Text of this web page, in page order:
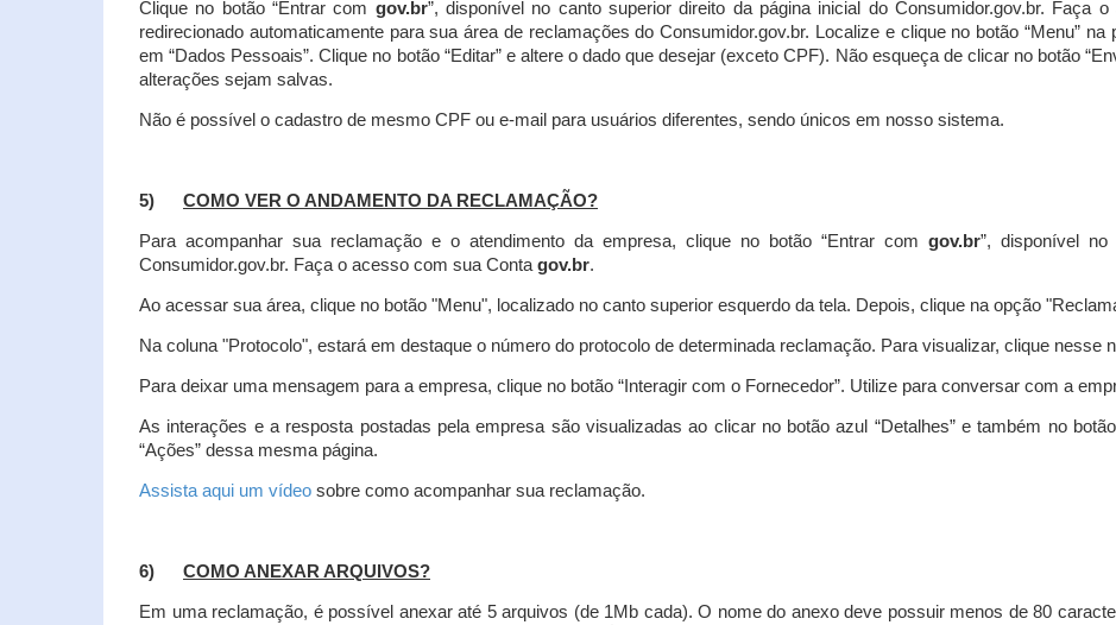
Clique no botão “Entrar com gov.br”, disponível no canto superior direito da página inicial do Consumidor.gov.br. Faça
redirecionado automaticamente para sua área de reclamações do Consumidor.gov.br. Localize e clique no botão “Menu”
em “Dados Pessoais”.Clique no botão “Editar” e altere o dado que desejar (exceto CPF). Não esqueça de clicar no botão
alterações sejam salvas.
Não é possível o cadastro de mesmo CPF ou e-mail para usuários diferentes, sendo únicos em nosso sistema.
5) COMO VER O ANDAMENTO DA RECLAMAÇÃO?
Para acompanhar sua reclamação e o atendimento da empresa, clique no botão “Entrar com gov.br”, disponível
Consumidor.gov.br. Faça o acesso com sua Conta gov.br.
Ao acessar sua área, clique no botão "Menu", localizado no canto superior esquerdo da tela. Depois, clique na opção
Na coluna "Protocolo", estará em destaque o número do protocolo de determinada reclamação. Para visualizar, clique nesse
Para deixar uma mensagem para a empresa, clique no botão “Interagir com o Fornecedor”. Utilize para conversar com a
As interações e a resposta postadas pela empresa são visualizadas ao clicar no botão azul “Detalhes” e também no
“Ações” dessa mesma página.
Assista aqui um vídeo sobre como acompanhar sua reclamação.
6) COMO ANEXAR ARQUIVOS?
Em uma reclamação, é possível anexar até 5 arquivos (de 1Mb cada). O nome do anexo deve possuir menos de 80